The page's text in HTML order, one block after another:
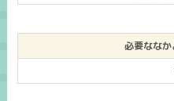
必要なな